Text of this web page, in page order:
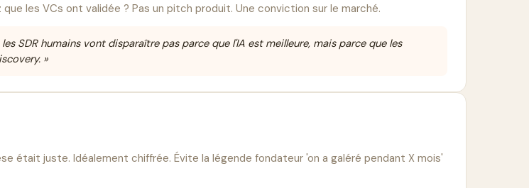
les VCs ont validée ? Pas un pitch produit. Une conviction sur le marché.
SDR humains vont disparaître pas parce que l'IA est meilleure, mais parce que les
»
était juste. Idéalement chiffrée. Évite la légende fondateur 'on a galéré pendant X mois'